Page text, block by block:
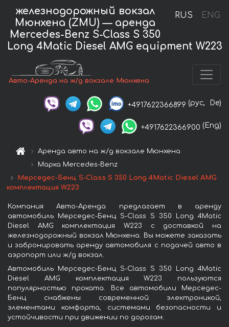
RUS ENG
железнодорожный вокзал
Мюнхена (ZMU) — аренда
Mercedes-Benz S-Class S 350
Long 4Matic Diesel AMG equipment W223
Авто-Аренда на ж/д вокзале Мюнхена
+4917622366899 (рус, De)
+4917622366900 (Eng)
Аренда авто на ж/д вокзале Мюнхена
Марка Mercedes-Benz
Мерседес-Бенц S-Class S 350 Long 4Matic Diesel AMG
комплектация W223
Компания Авто-Аренда предлагает в аренду
автомобиль Мерседес-Бенц S-Class S 350 Long 4Matic
Diesel AMG комплектация W223 с доставкой на
железнодорожный вокзал Мюнхена. Вы можете заказать
и забронировать аренду автомобиля с подачей авто в
аэропорт или ж/д вокзал.
Автомобиль Мерседес-Бенц S-Class S 350 Long 4Matic
Diesel AMG комплектация W223 пользуются
популярностью проката. Все автомобили Мерседес-
Бенц снабжены современной электроникой,
элементами комфорта, системами безопасности и
устойчивости при движении по дорогам.